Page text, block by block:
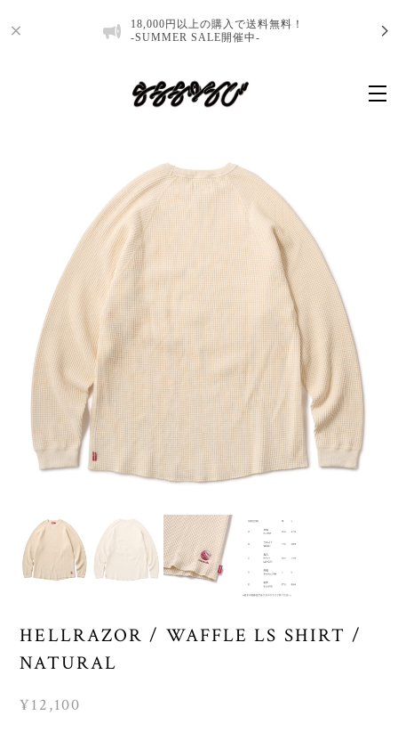
18,000円以上の購入で送料無料！
-SUMMER SALE開催中-
HELLRAZOR / WAFFLE LS SHIRT /
NATURAL
¥12,100